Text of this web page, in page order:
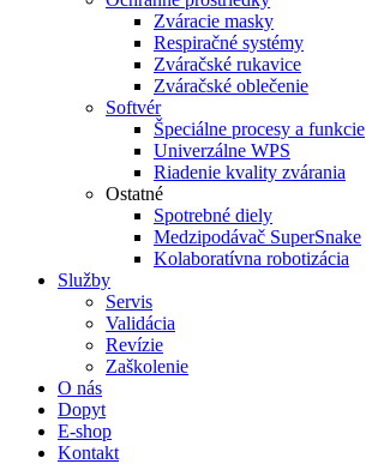
Zváracie masky
Respiračné systémy
Zváračské rukavice
Zváračské oblečenie
Softvér
Špeciálne procesy a funkcie
Univerzálne WPS
Riadenie kvality zvárania
Ostatné
Spotrebné diely
Medzipodávač SuperSnake
Kolaboratívna robotizácia
Služby
Servis
Validácia
Revízie
Zaškolenie
O nás
Dopyt
E-shop
Kontakt